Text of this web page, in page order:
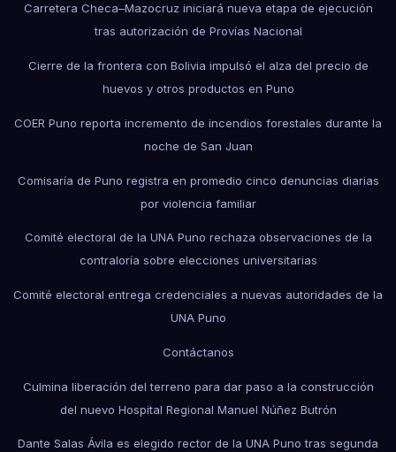
Carretera Checa–Mazocruz iniciará nueva etapa de ejecución
tras autorización de Provías Nacional
Cierre de la frontera con Bolivia impulsó el alza del precio de
huevos y otros productos en Puno
COER Puno reporta incremento de incendios forestales durante la
noche de San Juan
Comisaría de Puno registra en promedio cinco denuncias diarias
por violencia familiar
Comité electoral de la UNA Puno rechaza observaciones de la
contraloría sobre elecciones universitarias
Comité electoral entrega credenciales a nuevas autoridades de la
UNA Puno
Contáctanos
Culmina liberación del terreno para dar paso a la construcción
del nuevo Hospital Regional Manuel Núñez Butrón
Dante Salas Ávila es elegido rector de la UNA Puno tras segunda